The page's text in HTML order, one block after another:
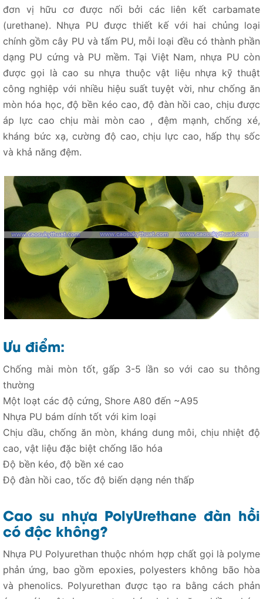
đơn vị hữu cơ được nối bởi các liên kết carbamate
(urethane). Nhựa PU được thiết kế với hai chủng loại
chính gồm cây PU và tấm PU, mỗi loại đều có thành phần
dạng PU cứng và PU mềm. Tại Việt Nam, nhựa PU còn
được gọi là cao su nhựa thuộc vật liệu nhựa kỹ thuật
công nghiệp với nhiều hiệu suất tuyệt vời, như chống ăn
mòn hóa học, độ bền kéo cao, độ đàn hồi cao, chịu được
áp lực cao chịu mài mòn cao , đệm mạnh, chống xé,
kháng bức xạ, cường độ cao, chịu lực cao, hấp thụ sốc
và khả năng đệm.
Ưu điểm:
Chống mài mòn tốt, gấp 3-5 lần so với cao su thông
thường
Một loạt các độ cứng, Shore A80 đến ~A95
Nhựa PU bám dính tốt với kim loại
Chịu dầu, chống ăn mòn, kháng dung môi, chịu nhiệt độ
cao, vật liệu đặc biệt chống lão hóa
Độ bền kéo, độ bền xé cao
Độ đàn hồi cao, tốc độ biến dạng nén thấp
Cao su nhựa PolyUrethane đàn hồi
có độc không?
Nhựa PU Polyurethan thuộc nhóm hợp chất gọi là polyme
phản ứng, bao gồm epoxies, polyesters không bão hòa
và phenolics. Polyurethan được tạo ra bằng cách phản